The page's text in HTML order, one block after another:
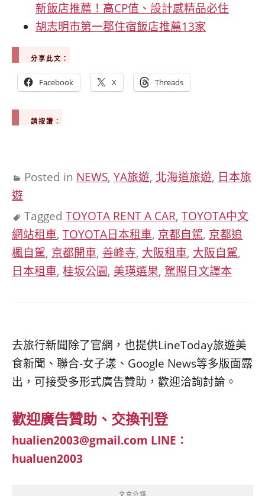
新飯店推薦！高CP值、設計感精品必住
胡志明市第一郡住宿飯店推薦13家
分享此文：
Facebook X Threads
請按讚：
Posted in NEWS, YA旅遊, 北海道旅遊, 日本旅
遊
Tagged TOYOTA RENT A CAR, TOYOTA中文
網站租車, TOYOTA日本租車, 京都自駕, 京都追
楓自駕, 京都開車, 善峰寺, 大阪租車, 大阪自駕,
日本租車, 桂坂公園, 美瑛選果, 駕照日文譯本
去旅行新聞除了官網，也提供LineToday旅遊美
食新聞、聯合-女子漾、Google News等多版面露
出，可接受多形式廣告贊助，歡迎洽詢討論。
歡迎廣告贊助、交換刊登
hualien2003@gmail.com LINE：
hualuen2003
文章分類